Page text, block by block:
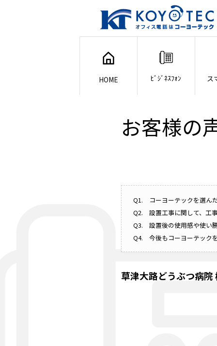
HOME ﾋﾞｼﾞﾈｽﾌｫﾝ ス
お客様の
Q1. コーヨーテックを選ん
Q2. 設置工事に関して、工
Q3. 設置後の使用感や使い
Q4. 今後もコーヨーテック
草津大路どうぶつ病院